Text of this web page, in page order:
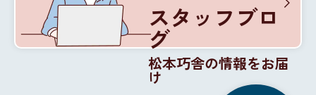
スタッフブロ
グ
松本巧舎の情報をお届
け